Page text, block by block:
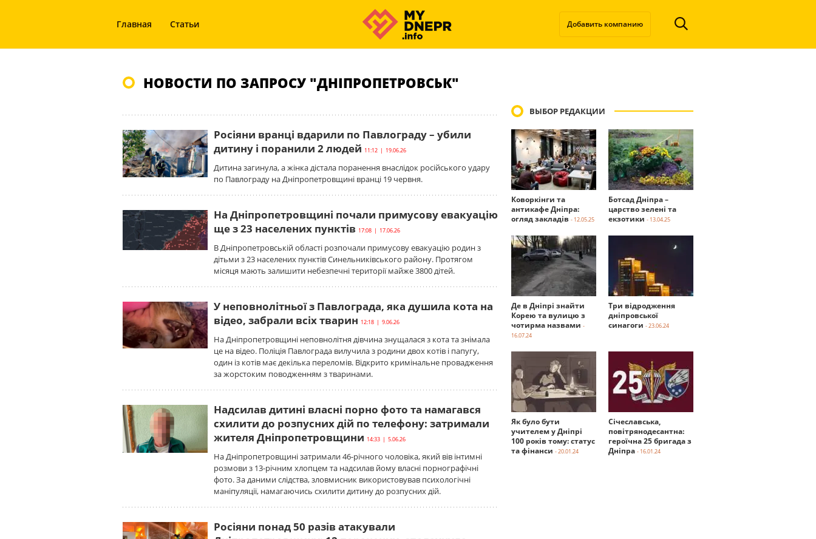
Главная Статьи Добавить компанию
НОВОСТИ ПО ЗАПРОСУ "ДНІПРОПЕТРОВСЬК"
Росіяни вранці вдарили по Павлограду – убили
дитину і поранили 2 людей 11:12 | 19.06.26
Дитина загинула, а жінка дістала поранення внаслідок російського удару
по Павлограду на Дніпропетровщині вранці 19 червня.
На Дніпропетровщині почали примусову евакуацію
ще з 23 населених пунктів 17:08 | 17.06.26
В Дніпропетровській області розпочали примусову евакуацію родин з
дітьми з 23 населених пунктів Синельниківського району. Протягом
місяця мають залишити небезпечні території майже 3800 дітей.
У неповнолітньої з Павлограда, яка душила кота на
відео, забрали всіх тварин 12:18 | 9.06.26
На Дніпропетровщині неповнолітня дівчина знущалася з кота та знімала
це на відео. Поліція Павлограда вилучила з родини двох котів і папугу,
один із котів має декілька переломів. Відкрито кримінальне провадження
за жорстоким поводженням з тваринами.
Надсилав дитині власні порно фото та намагався
схилити до розпусних дій по телефону: затримали
жителя Дніпропетровщини 14:33 | 5.06.26
На Дніпропетровщині затримали 46-річного чоловіка, який вів інтимні
розмови з 13-річним хлопцем та надсилав йому власні порнографічні
фото. За даними слідства, зловмисник використовував психологічні
маніпуляції, намагаючись схилити дитину до розпусних дій.
Росіяни понад 50 разів атакували
ВЫБОР РЕДАКЦИИ
Коворкінги та
антикафе Дніпра:
огляд закладів - 12.05.25
Ботсад Дніпра –
царство зелені та
екзотики - 13.04.25
Де в Дніпрі знайти
Корею та вулицю з
чотирма назвами -
16.07.24
Три відродження
дніпровської
синагоги - 23.06.24
Як було бути
учителем у Дніпрі
100 років тому: статус
та фінанси - 20.01.24
Січеславська,
повітрянодесантна:
героїчна 25 бригада з
Дніпра - 16.01.24